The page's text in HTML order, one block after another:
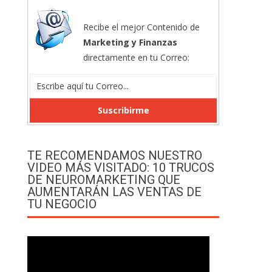
Recibe el mejor Contenido de
Marketing y Finanzas
directamente en tu Correo:
TE RECOMENDAMOS NUESTRO
VIDEO MÁS VISITADO: 10 TRUCOS
DE NEUROMARKETING QUE
AUMENTARÁN LAS VENTAS DE
TU NEGOCIO